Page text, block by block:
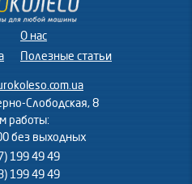
О нас
Полезные статьи
Слободская, 8
работы:
без выходных
199 49 49
199 49 49